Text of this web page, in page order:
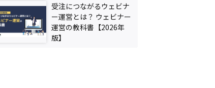
受注につながるウェビナ
ー運営とは？ ウェビナー
運営の教科書【2026年
版】